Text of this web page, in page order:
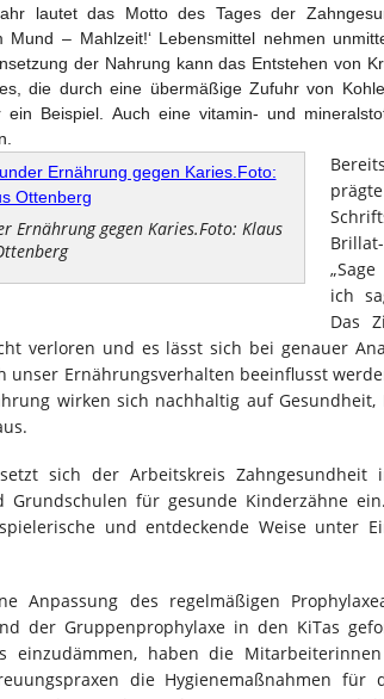
lautet das Motto des Tages der
Mund – Mahlzeit!‘ Lebensmittel nehmen
der Nahrung kann das Entstehen von
die durch eine übermäßige Zufuhr von
Beispiel. Auch eine vitamin- und
Ernährung gegen Karies.Foto: Klaus
ich
Das
verloren und es lässt sich bei genauer
unser Ernährungsverhalten beeinflusst
wirken sich nachhaltig auf Gesundheit,
sich der Arbeitskreis Zahngesundheit
Grundschulen für gesunde Kinderzähne
und entdeckende Weise unter
Anpassung des regelmäßigen
der Gruppenprophylaxe in den KiTas
einzudämmen, haben die
die Hygienemaßnahmen für